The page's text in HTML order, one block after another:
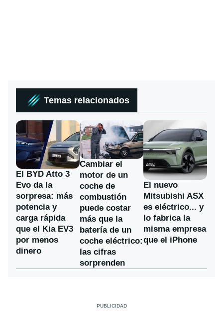
Temas relacionados
El BYD Atto 3
Evo da la
sorpresa: más
potencia y
carga rápida
que el Kia EV3
por menos
dinero
Cambiar el
motor de un
coche de
combustión
puede costar
más que la
batería de un
coche eléctrico:
las cifras
sorprenden
El nuevo
Mitsubishi ASX
es eléctrico... y
lo fabrica la
misma empresa
que el iPhone